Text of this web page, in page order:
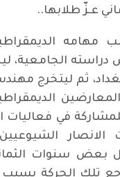
عـزّ طلابها..
مهامه
الجامعية،
ثم ليتخرج
في فعاليات
بعض سنوات
تلك الحركة بسبب